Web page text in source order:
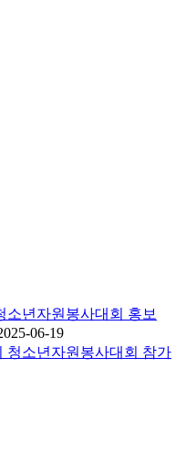
소년자원봉사대회 홍보
06-19
청소년자원봉사대회 참가